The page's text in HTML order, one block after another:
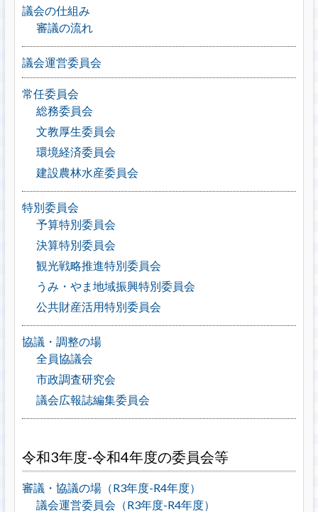
議会の仕組み
審議の流れ
議会運営委員会
常任委員会
総務委員会
文教厚生委員会
環境経済委員会
建設農林水産委員会
特別委員会
予算特別委員会
決算特別委員会
観光戦略推進特別委員会
うみ・やま地域振興特別委員会
公共財産活用特別委員会
協議・調整の場
全員協議会
市政調査研究会
議会広報誌編集委員会
令和3年度-令和4年度の委員会等
審議・協議の場（R3年度-R4年度）
議会運営委員会（R3年度-R4年度）